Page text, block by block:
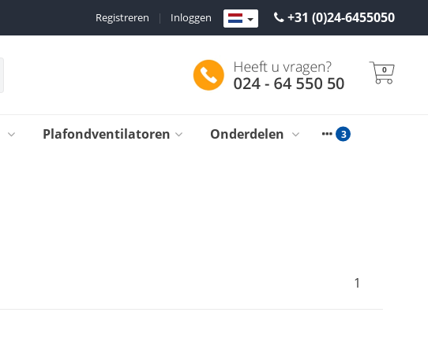
+31 (0)24-6455050
Inloggen
|
Registreren
0
Plafondventilatoren Onderdelen
1